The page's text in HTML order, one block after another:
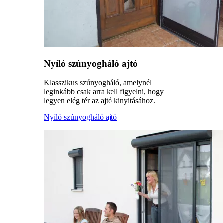
Nyíló szúnyogháló ajtó
Klasszikus szúnyogháló, amelynél
leginkább csak arra kell figyelni, hogy
legyen elég tér az ajtó kinyitásához.
Nyíló szúnyogháló ajtó